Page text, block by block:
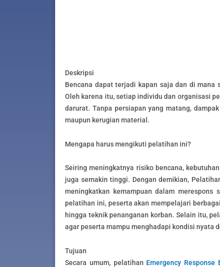
Deskripsi
Bencana dapat terjadi kapan saja dan di mana
Oleh karena itu, setiap individu dan organisasi
darurat. Tanpa persiapan yang matang,
maupun kerugian material.
Mengapa harus mengikuti pelatihan ini?
Seiring meningkatnya risiko bencana,
juga semakin tinggi. Dengan demikian,
meningkatkan kemampuan dalam
pelatihan ini, peserta akan mempelajari
hingga teknik penanganan korban. Selain itu,
agar peserta mampu menghadapi kondisi nyata
Tujuan
Secara umum, pelatihan Emergency Response